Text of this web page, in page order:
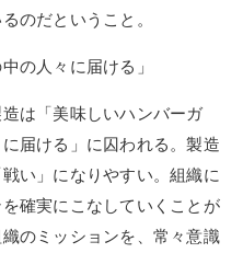
のだということ。
の人々に届ける」
は「美味しいハンバーガ
届ける」に囚われる。製造
い」になりやすい。組織に
確実にこなしていくことが
のミッションを、常々意識